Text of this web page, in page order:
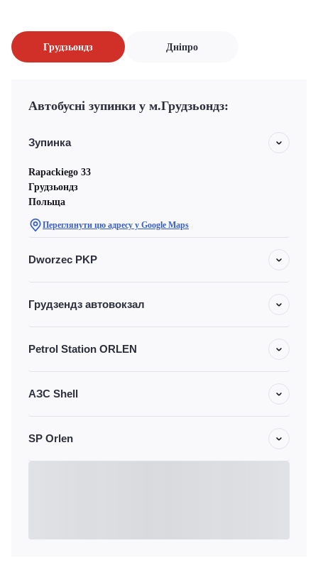
Грудзьондз Дніпро
Автобусні зупинки у м.Грудзьондз:
Зупинка
Rapackiego 33
Грудзьондз
Польща
Переглянути цю адресу у Google Maps
Dworzec PKP
Грудзендз автовокзал
Petrol Station ORLEN
АЗС Shell
SP Orlen